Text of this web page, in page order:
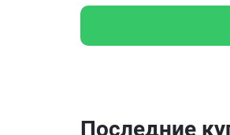
Последние